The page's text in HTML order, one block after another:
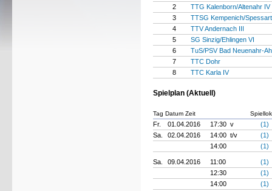
2
TTG Kalenborn/Altenahr IV
3
TTSG Kempenich/
4
TTV Andernach III
5
SG Sinzig/Ehlingen VI
6
TuS/PSV Bad Neuenahr-
7
TTC Dohr
8
TTC Karla IV
Spielplan (Aktuell)
Tag Datum Zeit
Fr. 01.04.2016 17:30 v
(1)
Sa.
02.04.2016 14:00 t/v
(1)
14:00
(1)
Sa. 09.04.2016 11:00
(1)
12:30
(1)
14:00
(1)